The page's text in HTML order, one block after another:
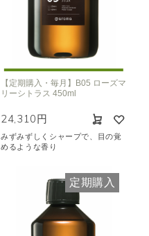
【定期購入・毎月】B05 ローズマ
リーシトラス 450ml
24,310円
みずみずしくシャープで、目の覚
めるような香り
定期購入